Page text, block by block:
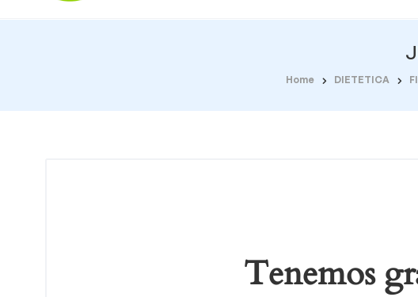
Home DIETETICA
Tenemos